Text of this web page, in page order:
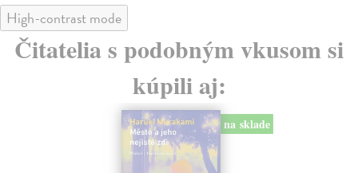
High-contrast mode
Čitatelia s podobným vkusom si
kúpili aj:
na sklade